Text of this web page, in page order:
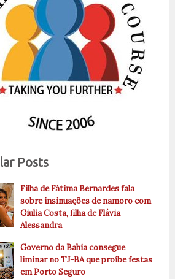
Posts
Filha de Fátima Bernardes fala
sobre insinuações de namoro com
Giulia Costa, filha de Flávia
Alessandra
Governo da Bahia consegue
liminar no TJ-BA que proíbe festas
em Porto Seguro